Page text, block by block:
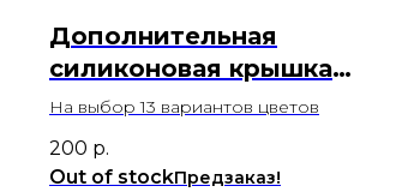
Дополнительная
силиконовая крышка
для стаканчиков
На выбор 13 вариантов цветов
200 р.
Out of stock